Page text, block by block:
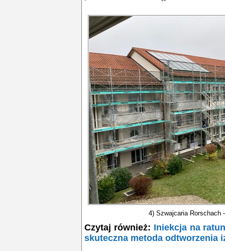
4) Szwajcaria Rorschach
Czytaj również: Iniekcja na
skuteczna metoda odtworzenia